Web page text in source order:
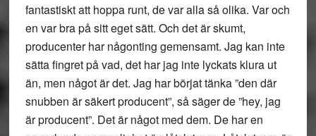
fantastiskt att hoppa runt, de var alla så olika. Var och
en var bra på sitt eget sätt. Och det är skumt,
producenter har någonting gemensamt. Jag kan inte
sätta fingret på vad, det har jag inte lyckats klura ut
än, men något är det. Jag har börjat tänka ”den där
snubben är säkert producent”, så säger de ”hey, jag
är producent”. Det är något med dem. De har en